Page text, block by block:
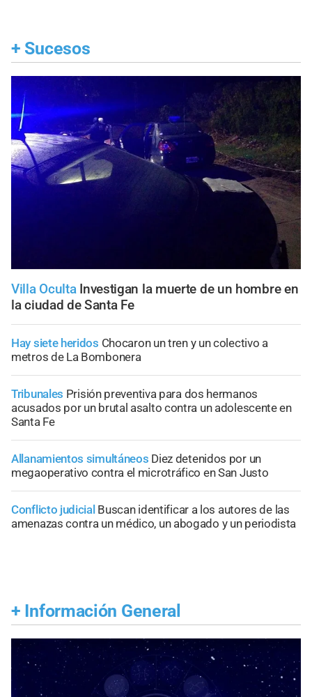
+ Sucesos
Villa Oculta Investigan la muerte de un hombre en
la ciudad de Santa Fe
Hay siete heridos Chocaron un tren y un colectivo a
metros de La Bombonera
Tribunales Prisión preventiva para dos hermanos
acusados por un brutal asalto contra un adolescente en
Santa Fe
Allanamientos simultáneos Diez detenidos por un
megaoperativo contra el microtráfico en San Justo
Conflicto judicial Buscan identificar a los autores de las
amenazas contra un médico, un abogado y un periodista
+ Información General